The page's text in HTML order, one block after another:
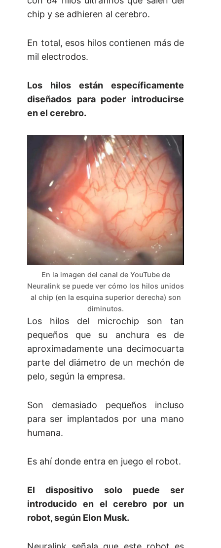
chip y se adhieren al cerebro.
En total, esos hilos contienen más de
mil electrodos.
Los hilos están específicamente
diseñados para poder introducirse
en el cerebro.
En la imagen del canal de YouTube de
Neuralink se puede ver cómo los hilos unidos
al chip (en la esquina superior derecha) son
diminutos.
Los hilos del microchip son tan
pequeños que su anchura es de
aproximadamente una decimocuarta
parte del diámetro de un mechón de
pelo, según la empresa.
Son demasiado pequeños incluso
para ser implantados por una mano
humana.
Es ahí donde entra en juego el robot.
El dispositivo solo puede ser
introducido en el cerebro por un
robot, según Elon Musk.